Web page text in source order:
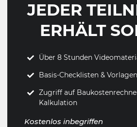
JEDER
ERHÄLT
Über 8 Stunden
Basis-Checklisten & Vorlagen
Zugriff auf
Kalkulation
Kostenlos inbegriffen